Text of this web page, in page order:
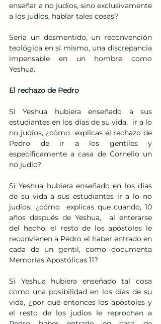
enseñar a no judíos, sino exclusivamente
a los judíos, hablar tales cosas?
Sería un desmentido, un reconvención
teológica en sí mismo, una discrepancia
impensable en un hombre como
Yeshua.
El rechazo de Pedro
Si Yeshua hubiera enseñado a sus
estudiantes en los días de su vida,  ir a lo
no judíos, ¿cómo  explicas el rechazo de
Pedro de ir a los gentiles y
específicamente a casa de Cornelio un
no judío?
Si Yeshua hubiera enseñado en los días
de su vida a sus estudiantes ir a lo no
judíos, ¿cómo  explicas que cuando, 10
años después de Yeshua,  al enterarse
del hecho, el resto de los apóstoles le
reconvienen a Pedro el haber entrado en
cada de un gentil, como documenta
Memorias Apostólicas 11?
Si Yeshua hubiera enseñado tal cosa
como una posibilidad en los días de su
vida, ¿por qué entonces los apóstoles y
el resto de los judíos le reprochan a